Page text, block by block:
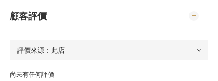
顧客評價
尚未有任何評價